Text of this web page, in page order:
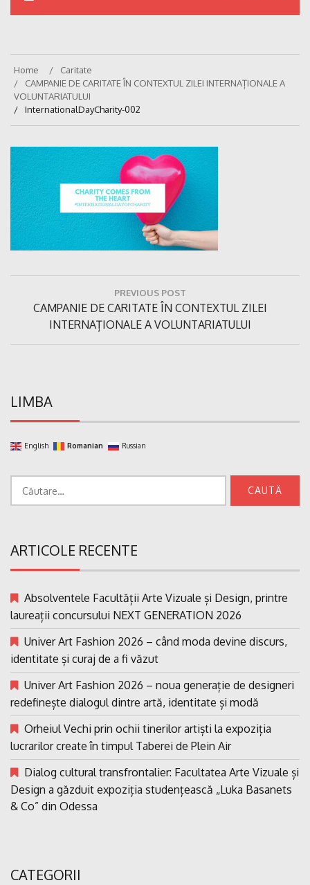
Home
Caritate
CAMPANIE DE CARITATE ÎN CONTEXTUL ZILEI INTERNAȚIONALE A
VOLUNTARIATULUI
InternationalDayCharity-002
articole
PREVIOUS POST
Previous
Post:
CAMPANIE DE CARITATE ÎN CONTEXTUL ZILEI
INTERNAȚIONALE A VOLUNTARIATULUI
LIMBA
English Romanian Russian
ARTICOLE RECENTE
Absolventele Facultății Arte Vizuale și Design, printre
laureații concursului NEXT GENERATION 2026
Univer Art Fashion 2026 – când moda devine discurs,
identitate și curaj de a fi văzut
Univer Art Fashion 2026 – noua generație de designeri
redefinește dialogul dintre artă, identitate și modă
Orheiul Vechi prin ochii tinerilor artiști la expoziția
lucrarilor create în timpul Taberei de Plein Air
Dialog cultural transfrontalier: Facultatea Arte Vizuale și
Design a găzduit expoziția studențească „Luka Basanets
& Co” din Odessa
CATEGORII